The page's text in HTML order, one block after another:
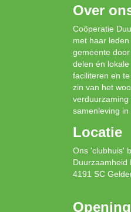
Over
Coöperatie
met haar
gemeente
delen én
faciliteren en
zin van het
samenleving in
Locatie
Ons 'clubhuis'
Duurzaamheid
4191 SC